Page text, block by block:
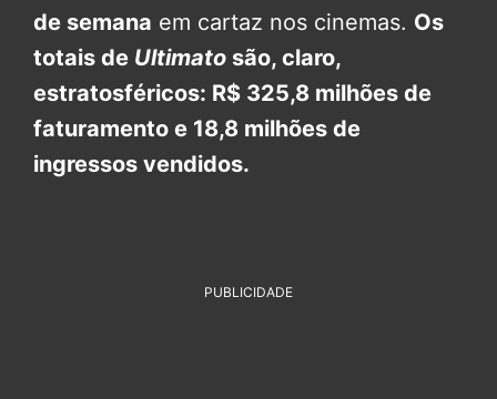
de semana em cartaz nos cinemas. Os
totais de Ultimato são, claro,
estratosféricos: R$ 325,8 milhões de
faturamento e 18,8 milhões de
ingressos vendidos.
PUBLICIDADE